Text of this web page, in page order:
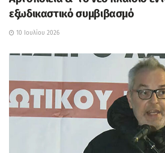
εξωδικαστικό συμβιβασμό
10 Ιουλίου 2026